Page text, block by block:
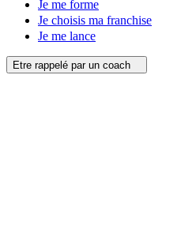
Je me forme
Je choisis ma franchise
Je me lance
Etre rappelé par un coach